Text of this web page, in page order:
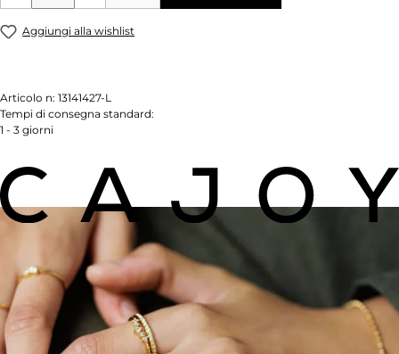
Aggiungi alla wishlist
Articolo n: 13141427-L
Tempi di consegna standard:
1 - 3 giorni